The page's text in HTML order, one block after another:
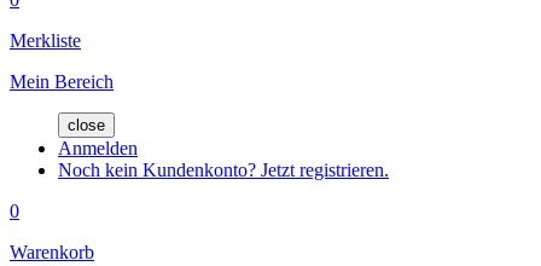
Merkliste
Mein Bereich
close
Anmelden
Noch kein Kundenkonto? Jetzt registrieren.
0
Warenkorb